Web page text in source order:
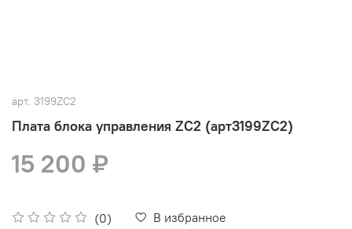
арт. 3199ZC2
Плата блока управления ZC2 (арт3199ZC2)
(0) В избранное
15 200 ₽